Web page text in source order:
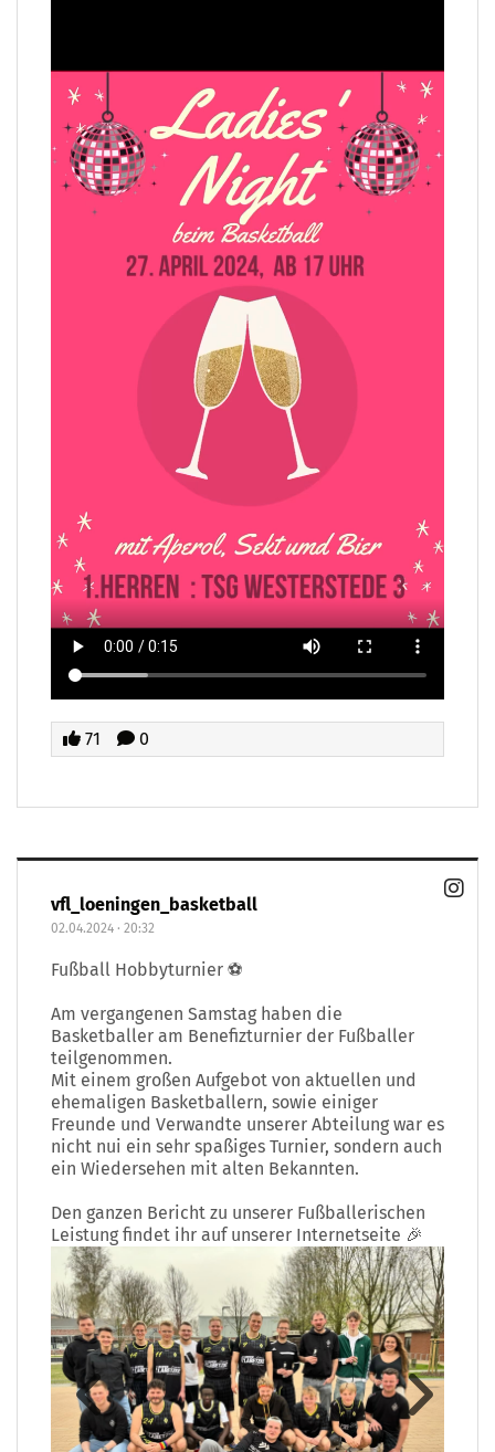
71 0
vfl_loeningen_basketball
02.04.2024 · 20:32
Fußball Hobbyturnier ⚽️
Am vergangenen Samstag haben die
Basketballer am Benefizturnier der Fußballer
teilgenommen.
Mit einem großen Aufgebot von aktuellen und
ehemaligen Basketballern, sowie einiger
Freunde und Verwandte unserer Abteilung war es
nicht nui ein sehr spaßiges Turnier, sondern auch
ein Wiedersehen mit alten Bekannten.
Den ganzen Bericht zu unserer Fußballerischen
Leistung findet ihr auf unserer Internetseite 🎉